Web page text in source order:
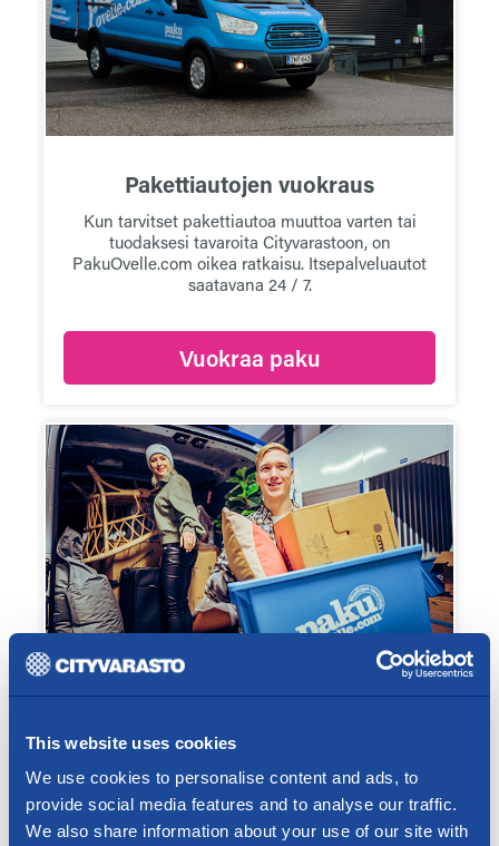
This website uses cookies
We use cookies to personalise content and ads, to
provide social media features and to analyse our traffic.
We also share information about your use of our site with
Pakettiautojen vuokraus
Kun tarvitset pakettiautoa muuttoa varten tai
tuodaksesi tavaroita Cityvarastoon, on
PakuOvelle.com oikea ratkaisu. Itsepalveluautot
saatavana 24 / 7.
Vuokraa paku
Muuttolaatikot edullisesti!
Muuttolaatikot, lainalaatikot, vuokralaatikot
Espoo, Vantaa, Espoo, Kauniainen, Kerava,
Kirkkonummi, Tuusula, Sipoo ja Järvenpää.